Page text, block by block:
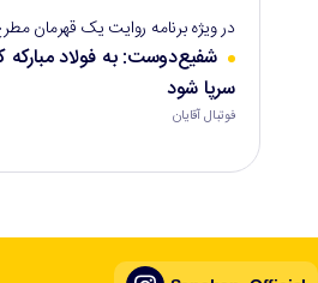
در ویژه برنامه روایت یک قهرمان
شفیع‌دوست: به فولاد مبارکه
سرپا شود
فوتبال آقایان